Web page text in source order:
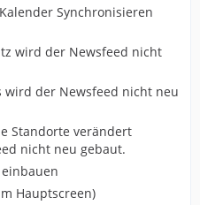
Synchronisieren
wird der Newsfeed nicht
wird der Newsfeed nicht neu
Standorte verändert
nicht neu gebaut.
Hauptscreen)